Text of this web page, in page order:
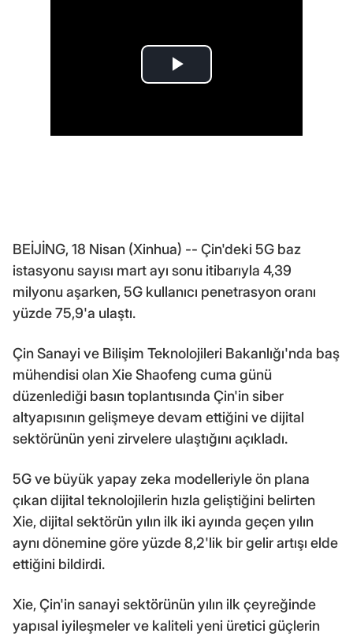
BEİJİNG, 18 Nisan (Xinhua) -- Çin'deki 5G baz
istasyonu sayısı mart ayı sonu itibarıyla 4,39
milyonu aşarken, 5G kullanıcı penetrasyon oranı
yüzde 75,9'a ulaştı.
Çin Sanayi ve Bilişim Teknolojileri Bakanlığı'nda baş
mühendisi olan Xie Shaofeng cuma günü
düzenlediği basın toplantısında Çin'in siber
altyapısının gelişmeye devam ettiğini ve dijital
sektörünün yeni zirvelere ulaştığını açıkladı.
5G ve büyük yapay zeka modelleriyle ön plana
çıkan dijital teknolojilerin hızla geliştiğini belirten
Xie, dijital sektörün yılın ilk iki ayında geçen yılın
aynı dönemine göre yüzde 8,2'lik bir gelir artışı elde
ettiğini bildirdi.
Xie, Çin'in sanayi sektörünün yılın ilk çeyreğinde
yapısal iyileşmeler ve kaliteli yeni üretici güçlerin